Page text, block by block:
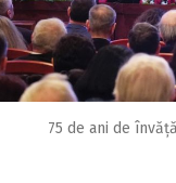
75 de ani de